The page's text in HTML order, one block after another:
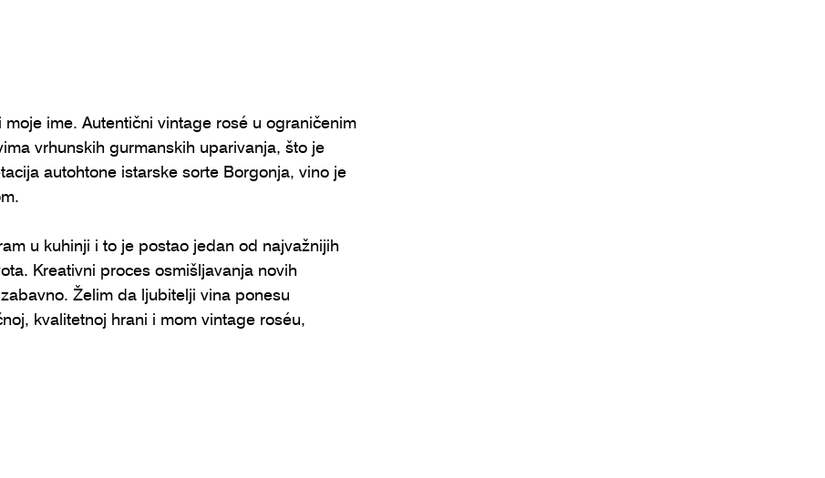
ime. Autentični vintage rosé u ograničenim
vrhunskih gurmanskih uparivanja, što je
autohtone istarske sorte Borgonja, vino je
u kuhinji i to je postao jedan od najvažnijih
Kreativni proces osmišljavanja novih
Želim da ljubitelji vina ponesu
kvalitetnoj hrani i mom vintage roséu,